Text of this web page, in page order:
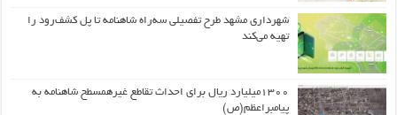
شهرداری مشهد طرح تفصیلی سه‌راه شاهنامه تا پل کشف‌رود را
تهیه می‌کند
۱۳۰۰میلیارد ریال برای احداث تقاطع غیرهمسطح شاهنامه به
پیامبراعظم(ص)